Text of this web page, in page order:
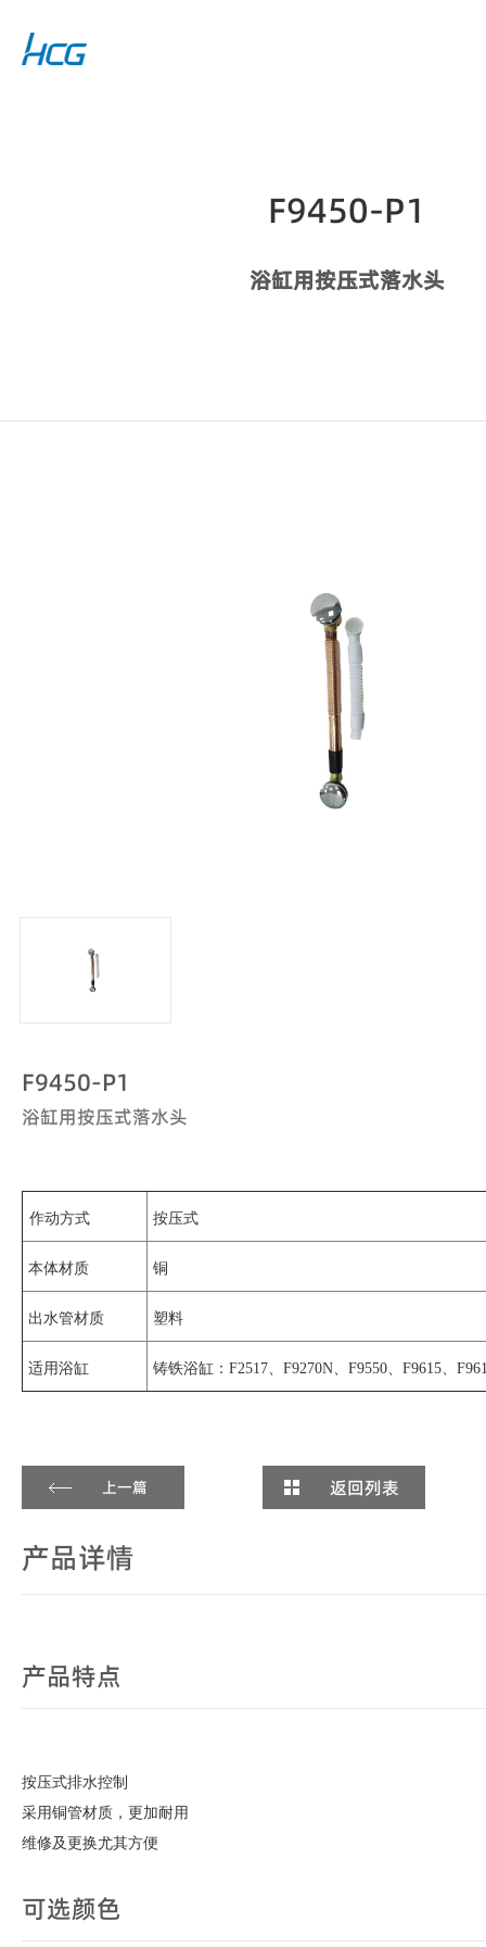
F9450-P1
浴缸用按压式落水头
F9450-P1
浴缸用按压式落水头
作动方式 按压式
本体材质 铜
出水管材质 塑料
适用浴缸 铸铁浴缸：F2517、F9270N、F9550、F9615、
上一篇 返回列表
产品详情
产品特点
按压式排水控制
采用铜管材质，更加耐用
维修及更换尤其方便
可选颜色